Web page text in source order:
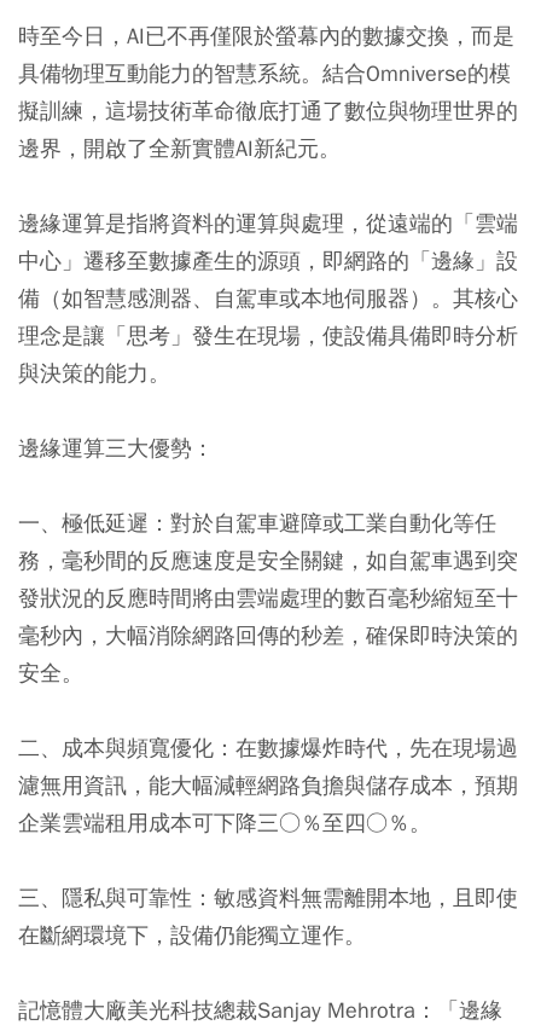
時至今日，AI已不再僅限於螢幕內的數據交換，而是
具備物理互動能力的智慧系統。結合Omniverse的模
擬訓練，這場技術革命徹底打通了數位與物理世界的
邊界，開啟了全新實體AI新紀元。
邊緣運算是指將資料的運算與處理，從遠端的「雲端
中心」遷移至數據產生的源頭，即網路的「邊緣」設
備（如智慧感測器、自駕車或本地伺服器）。其核心
理念是讓「思考」發生在現場，使設備具備即時分析
與決策的能力。
邊緣運算三大優勢：
一、極低延遲：對於自駕車避障或工業自動化等任
務，毫秒間的反應速度是安全關鍵，如自駕車遇到突
發狀況的反應時間將由雲端處理的數百毫秒縮短至十
毫秒內，大幅消除網路回傳的秒差，確保即時決策的
安全。
二、成本與頻寬優化：在數據爆炸時代，先在現場過
濾無用資訊，能大幅減輕網路負擔與儲存成本，預期
企業雲端租用成本可下降三○％至四○％。
三、隱私與可靠性：敏感資料無需離開本地，且即使
在斷網環境下，設備仍能獨立運作。
記憶體大廠美光科技總裁Sanjay Mehrotra：「邊緣